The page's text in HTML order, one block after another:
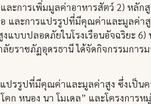
ะการเพิ่มมูลค่าอาหารสัตว์ 2) หลัก
และการแปรรูปที่มีคุณค่าและมูลค่า
บปลอดภัยในโรงเรือนอัจฉริยะ 6)
ยราชภัฏอุดรธานี ได้จัดกิจกรรมกา
รรูปที่มีคุณค่าและมูลค่าสูง ซึ่งเป็นค
นอง นา โมเดล” และโครงการห